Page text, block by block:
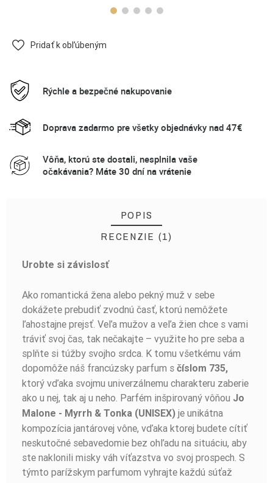
Pridať k obľúbeným
Rýchle a bezpečné nakupovanie
Doprava zadarmo pre všetky objednávky nad 47€
Vôňa, ktorú ste dostali, nesplnila vaše
očakávania? Máte 30 dní na vrátenie
POPIS
RECENZIE (1)
Urobte si závislosť
Ako romantická žena alebo pekný muž v sebe
dokážete prebudiť zvodnú časť, ktorú nemôžete
ľahostajne prejsť. Veľa mužov a veľa žien chce s vami
tráviť svoj čas, tak nečakajte – využite ho pre seba a
splňte si túžby svojho srdca. K tomu všetkému vám
dopomôže náš francúzsky parfum s číslom 735,
ktorý vďaka svojmu univerzálnemu charakteru zaberie
ako u nej, tak aj u neho. Parfém inšpirovaný vôňou Jo
Malone - Myrrh & Tonka (UNISEX) je unikátna
kompozícia jantárovej vône, vďaka ktorej budete cítiť
neskutočné sebavedomie bez ohľadu na situáciu, aby
ste naklonili misky váh víťazstva vo svoj prospech. S
týmto parížskym parfumom vyhrajte každú súťaž
skvelé
neviem čo som čakala, do parfémov sa nevyznám ale
skúsila som šťastie a ostala som veľmi príjemne
prekvapená, vôňa vydržala celý deň a originál som síce v
ruke nedržala ale s vôňou som nesmierne spokojná
Czy ta opinia była pomocna?
TAK NIE
NAHLÁSIŤ ZNEUŽITIE
NAPISZ OPINIĘ!